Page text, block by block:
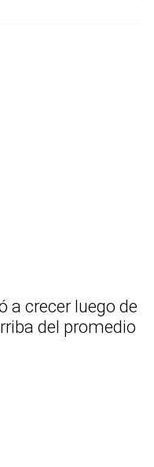
a crecer luego de
del promedio